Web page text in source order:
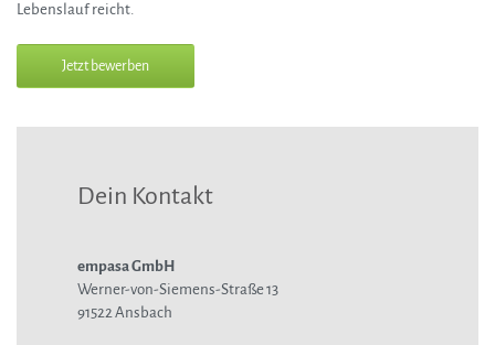
Lebenslauf reicht.
Jetzt bewerben
Dein Kontakt
empasa GmbH
Werner-von-Siemens-Straße 13
91522 Ansbach